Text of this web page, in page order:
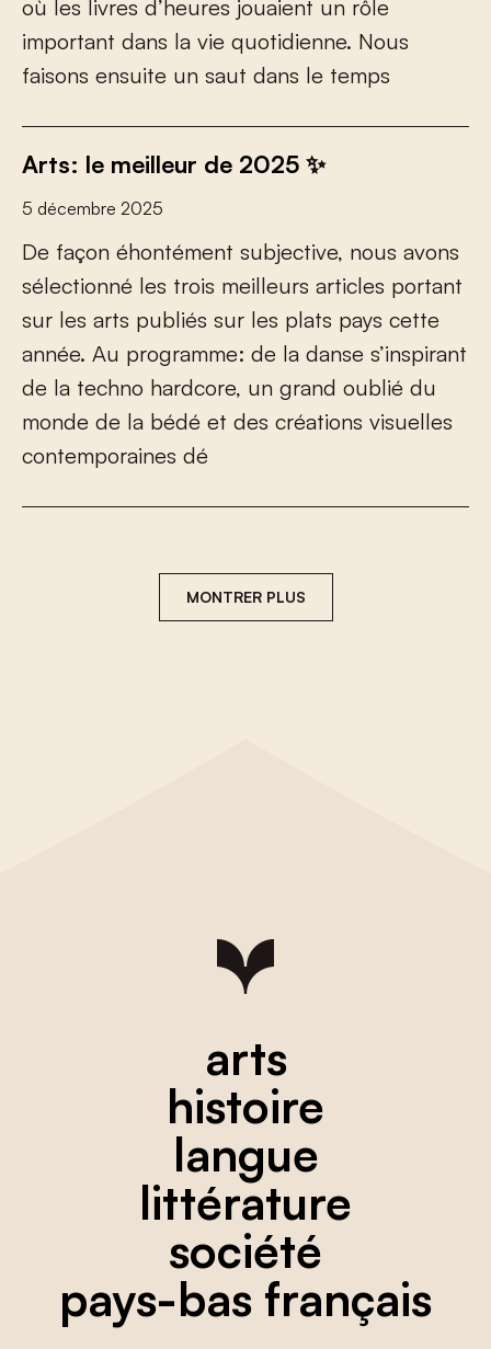
où es ivres d’heures jouaient un rô e
important dans la vie quotidienne. Nous
faisons ensuite un saut dans le temps
Arts: le meilleur de 2025 ✨
5 décembre 2025
De façon éhontément subjective, nous avons
sélectionné les trois meilleurs articles portant
sur les arts publiés sur les plats pays cette
année. Au programme: de la danse s’inspirant
de la techno hardcore, un grand oublié du
monde de la bédé et des créations visuelles
contemporaines dé
MONTRER PLUS
arts
histoire
langue
littérature
société
pays-bas français